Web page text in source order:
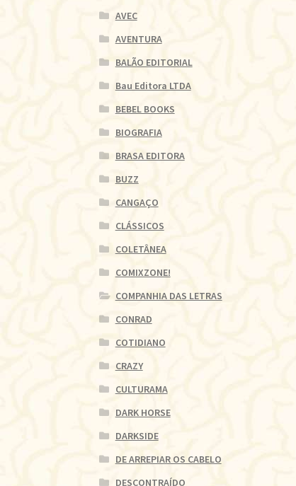
AVEC
AVENTURA
BALÃO EDITORIAL
Bau Editora LTDA
BEBEL BOOKS
BIOGRAFIA
BRASA EDITORA
BUZZ
CANGAÇO
CLÁSSICOS
COLETÂNEA
COMIXZONE!
COMPANHIA DAS LETRAS
CONRAD
COTIDIANO
CRAZY
CULTURAMA
DARK HORSE
DARKSIDE
DE ARREPIAR OS CABELO
DESCONTRAÍDO